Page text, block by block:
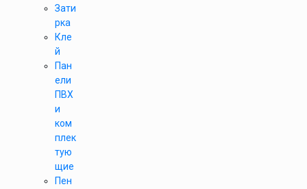
Зати
рка
Кле
й
Пан
ели
ПВХ
и
ком
плек
тую
щие
Пен